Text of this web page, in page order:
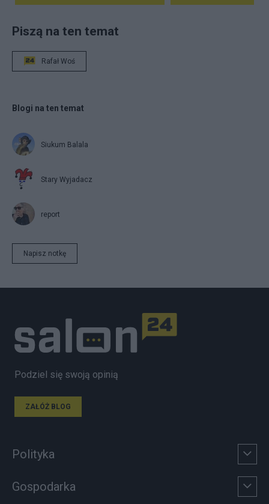
Piszą na ten temat
Rafał Woś
Blogi na ten temat
Siukum Balala
Stary Wyjadacz
report
Napisz notkę
Podziel się swoją opinią
ZAŁÓŻ BLOG
Polityka
Gospodarka